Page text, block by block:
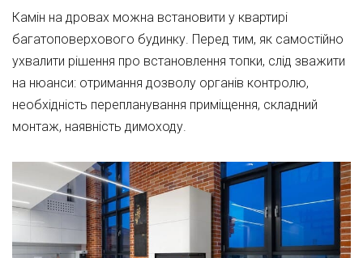
Камін на дровах можна встановити у квартирі
багатоповерхового будинку. Перед тим, як самостійно
ухвалити рішення про встановлення топки, слід зважити
на нюанси: отримання дозволу органів контролю,
необхідність перепланування приміщення, складний
монтаж, наявність димоходу.